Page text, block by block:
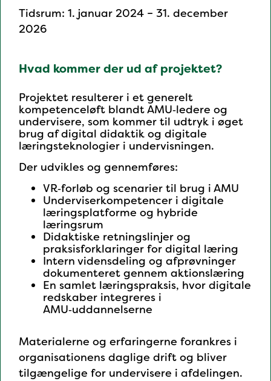
Tidsrum: 1. januar 2024 – 31. december
2026
Hvad kommer der ud af projektet?
Projektet resulterer i et generelt
kompetenceløft blandt AMU‑ledere og
undervisere, som kommer til udtryk i øget
brug af digital didaktik og digitale
læringsteknologier i undervisningen.
Der udvikles og gennemføres:
VR‑forløb og scenarier til brug i AMU
Underviserkompetencer i digitale
læringsplatforme og hybride
læringsrum
Didaktiske retningslinjer og
praksisforklaringer for digital læring
Intern vidensdeling og afprøvninger
dokumenteret gennem aktionslæring
En samlet læringspraksis, hvor digitale
redskaber integreres i
AMU‑uddannelserne
Materialerne og erfaringerne forankres i
organisationens daglige drift og bliver
tilgængelige for undervisere i afdelingen.